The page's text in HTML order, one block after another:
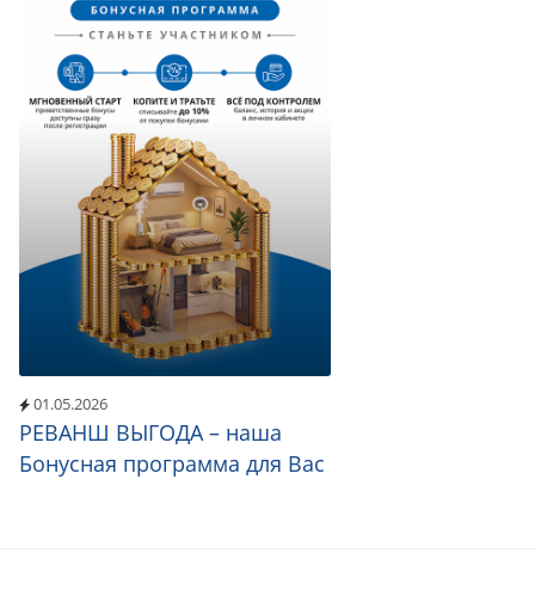
01.05.2026
РЕВАНШ ВЫГОДА – наша
Бонусная программа для Вас